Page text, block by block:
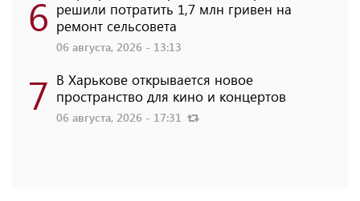
6 решили потратить 1,7 млн ​​гривен на
ремонт сельсовета
06 августа, 2026 - 13:13
7 В Харькове открывается новое
пространство для кино и концертов
06 августа, 2026 - 17:31